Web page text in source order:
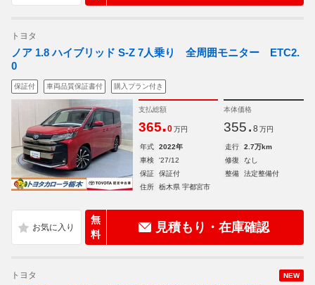
トヨタ
ノア 1.8 ハイブリッド S-Z 7人乗り 全周囲モニター ETC2.
0
保証付 車両品質保証書付 購入プラン付き
支払総額
365.0 万円
本体価格
355. 8 万円
年式 2022年 走行
2.7万km
車検
'27/12 修復
なし
保証
保証付 整備
法定整備付
住所
栃木県 宇都宮市
無
料
見積もり・在庫確認
NEW
トヨタ